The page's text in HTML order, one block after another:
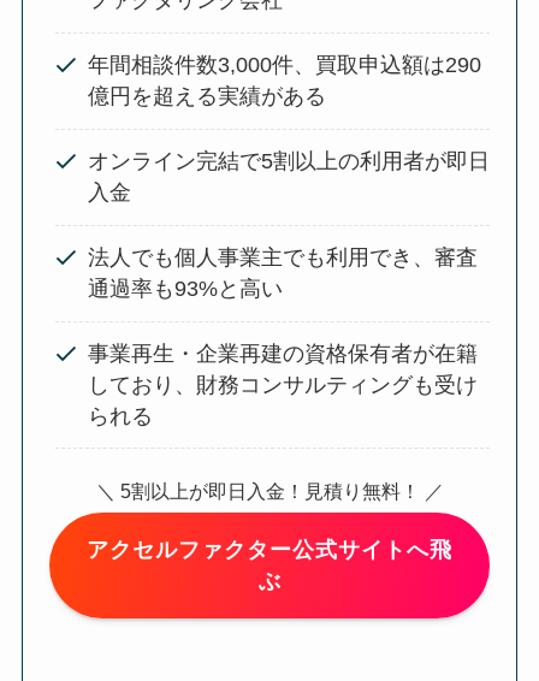
年間相談件数3,000件、買取申込額は290
億円を超える実績がある
オンライン完結で5割以上の利用者が即日
入金
法人でも個人事業主でも利用でき、審査
通過率も93%と高い
事業再生・企業再建の資格保有者が在籍
しており、財務コンサルティングも受け
られる
＼ 5割以上が即日入金！見積り無料！ ／
アクセルファクター公式サイトへ飛
ぶ